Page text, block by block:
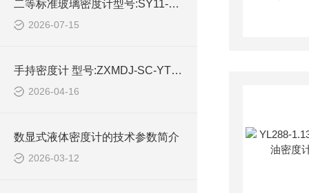
二等标准玻璃密度计型号:SY11-650-1500g/cm3的技术参数
2026-07-15
手持密度计 型号:ZXMDJ-SC-YT的简单介绍
2026-04-16
数显式液体密度计的技术参数简介
2026-03-12